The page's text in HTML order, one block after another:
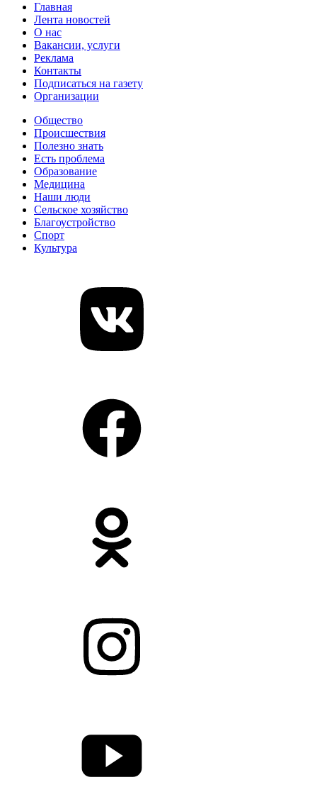
Главная
Лента новостей
О нас
Вакансии, услуги
Реклама
Контакты
Подписаться на газету
Организации
Общество
Происшествия
Полезно знать
Есть проблема
Образование
Медицина
Наши люди
Сельское хозяйство
Благоустройство
Спорт
Культура